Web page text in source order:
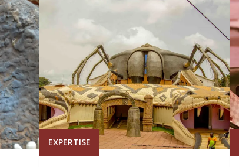
EXPERTISE